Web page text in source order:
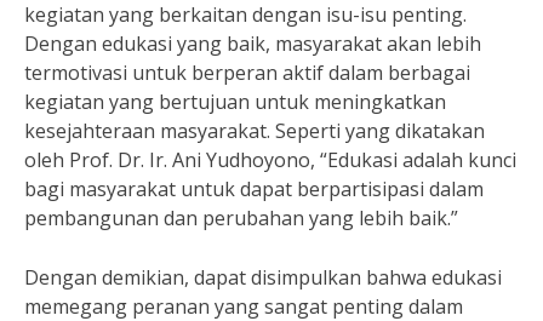
kegiatan yang berkaitan dengan isu-isu penting.
Dengan edukasi yang baik, masyarakat akan lebih
termotivasi untuk berperan aktif dalam berbagai
kegiatan yang bertujuan untuk meningkatkan
kesejahteraan masyarakat. Seperti yang dikatakan
oleh Prof. Dr. Ir. Ani Yudhoyono, “Edukasi adalah kunci
bagi masyarakat untuk dapat berpartisipasi dalam
pembangunan dan perubahan yang lebih baik.”
Dengan demikian, dapat disimpulkan bahwa edukasi
memegang peranan yang sangat penting dalam